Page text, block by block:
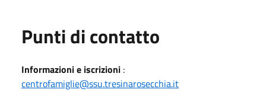
Punti di contatto
Informazioni e iscrizioni :
centrofamiglie@ssu.tresinarosecchia.it